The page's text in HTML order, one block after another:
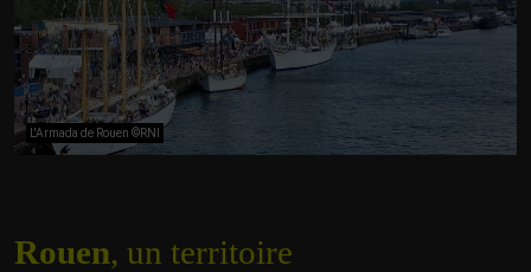
L'Armada de Rouen ©RNI
Rouen, un territoire